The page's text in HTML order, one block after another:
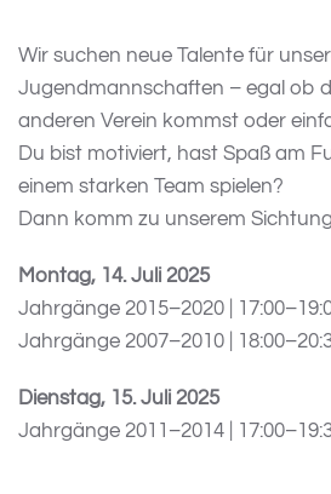
Wir suchen neue Talente für
Jugendmannschaften – egal ob
anderen Verein kommst oder
Du bist motiviert, hast Spaß am
einem starken Team spielen?
Dann komm zu unserem
Montag, 14. Juli 2025
Jahrgänge 2015–2020 |
Jahrgänge 2007–2010 |
Dienstag, 15. Juli 2025
Jahrgänge 2011–2014 |